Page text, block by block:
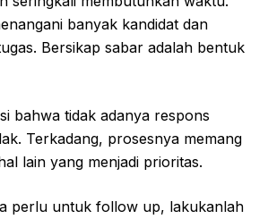
banyak kandidat dan
Bersikap sabar adalah bentuk
bahwa tidak adanya respons
Terkadang, prosesnya memang
lain yang menjadi prioritas.
perlu untuk follow up, lakukanlah